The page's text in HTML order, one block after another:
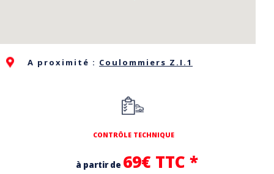
A proximité : Coulommiers Z.I.1
CONTRÔLE TECHNIQUE
à partir de 69€ TTC *